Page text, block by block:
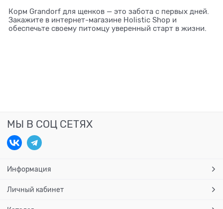
Корм Grandorf для щенков — это забота с первых дней.
Закажите в интернет-магазине Holistic Shop и
обеспечьте своему питомцу уверенный старт в жизни.
МЫ В СОЦ СЕТЯХ
Информация
Личный кабинет